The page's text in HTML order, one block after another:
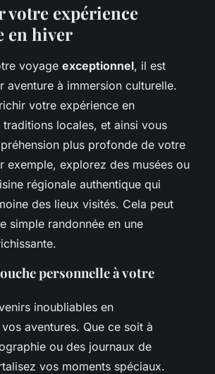
votre expérience
en hiver
voyage exceptionnel, il est
aventure à immersion culturelle.
votre expérience en
locales, et ainsi vous
plus profonde de votre
exemple, explorez des musées ou
régionale authentique qui
des lieux visités. Cela peut
simple randonnée en une
personnelle à votre
inoubliables en
aventures. Que ce soit à
ou des journaux de
vos moments spéciaux.